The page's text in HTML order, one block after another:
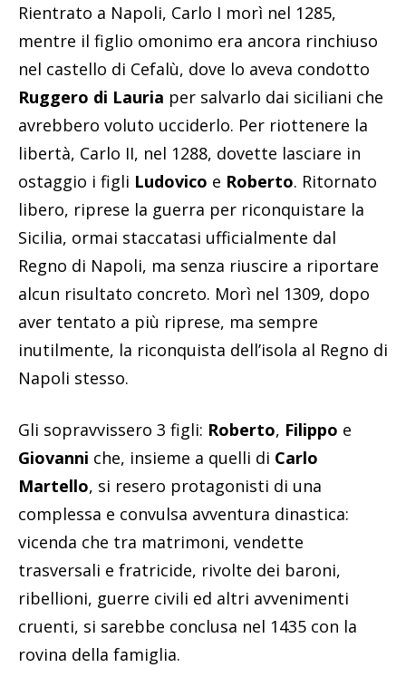
Rientrato a Napoli, Carlo I morì nel 1285,
mentre il figlio omonimo era ancora rinchiuso
nel castello di Cefalù, dove lo aveva condotto
Ruggero di Lauria per salvarlo dai siciliani che
avrebbero voluto ucciderlo. Per riottenere la
libertà, Carlo II, nel 1288, dovette lasciare in
ostaggio i figli Ludovico e Roberto. Ritornato
libero, riprese la guerra per riconquistare la
Sicilia, ormai staccatasi ufficialmente dal
Regno di Napoli, ma senza riuscire a riportare
alcun risultato concreto. Morì nel 1309, dopo
aver tentato a più riprese, ma sempre
inutilmente, la riconquista dell’isola al Regno di
Napoli stesso.
Gli sopravvissero 3 figli: Roberto, Filippo e
Giovanni che, insieme a quelli di Carlo
Martello, si resero protagonisti di una
complessa e convulsa avventura dinastica:
vicenda che tra matrimoni, vendette
trasversali e fratricide, rivolte dei baroni,
ribellioni, guerre civili ed altri avvenimenti
cruenti, si sarebbe conclusa nel 1435 con la
rovina della famiglia.